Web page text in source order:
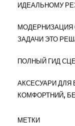
ИДЕАЛЬНОМУ
МОДЕРНИЗАЦИЯ
ЗАДАЧИ ЭТО
ПОЛНЫЙ ГИД
АКСЕСУАРИ ДЛЯ
КОМФОРТНИЙ,
МЕТКИ